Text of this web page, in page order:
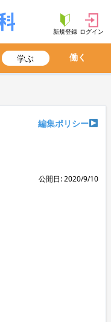
新規登録 ログイン
学ぶ 働く
編集ポリシー
公開日: 2020/9/10